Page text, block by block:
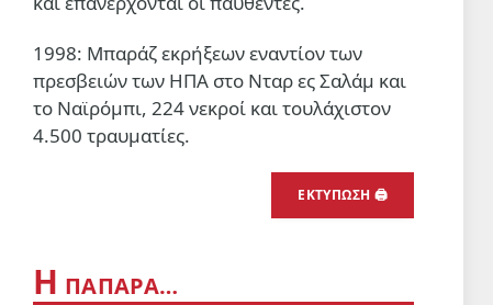
1998: Μπαράζ εκρήξεων εναντίον των
πρεσβειών των ΗΠΑ στο Νταρ ες Σαλάμ και
το Ναϊρόμπι, 224 νεκροί και τουλάχιστον
4.500 τραυματίες.
ΕΚΤΥΠΩΣΗ 🖨
Η ΠΑΠΑΡΑ…